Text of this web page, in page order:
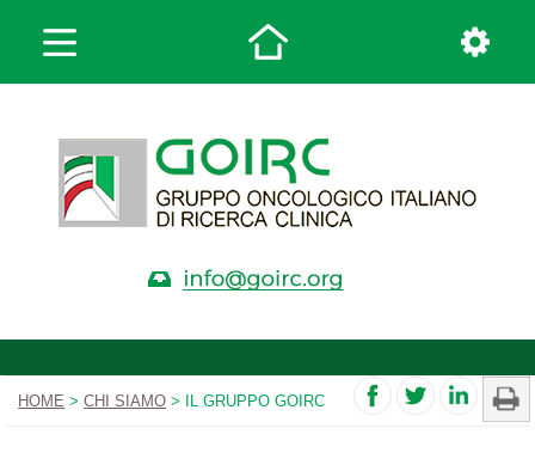
HOME >CHI SIAMO > IL GRUPPO GOIRC